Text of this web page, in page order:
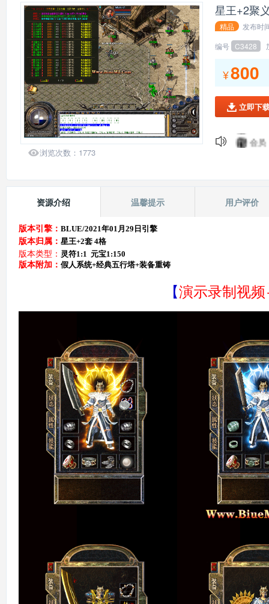
浏览次数： 1773
星王+2聚
精品
发布时
编号 C3428
¥800
 立即下
会员
会员
会员
会
资源介绍
温馨提示 用户评价
版本引擎： BLUE/2021年01月29日引擎
版本归属： 星王+2套 4格
版本类型： 灵符1:1 元宝1:150
版本附加： 假人系统+经典五行塔+装备重铸
【演示录制视